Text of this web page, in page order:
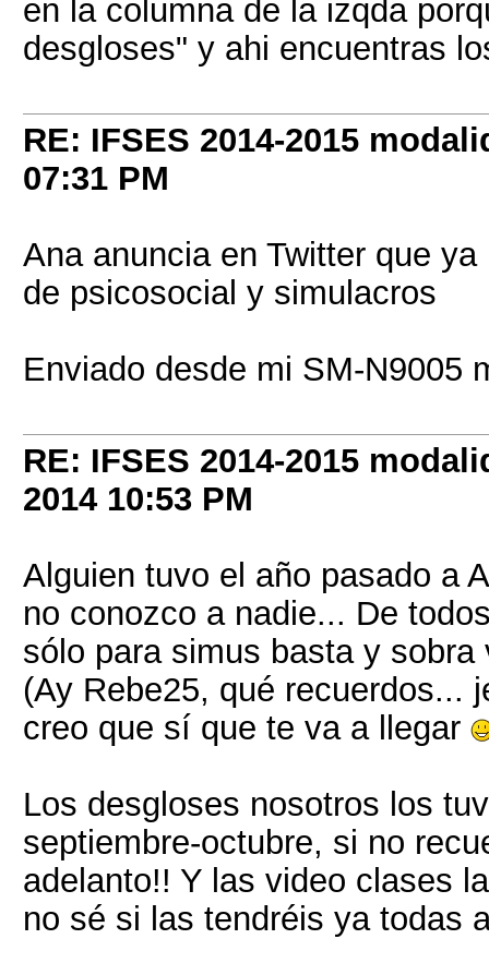
en la columna de la izqda
desgloses" y ahi encuentras
RE: IFSES 2014-2015
07:31 PM
Ana anuncia en Twitter que
de psicosocial y simulacros
Enviado desde mi SM-N9005
RE: IFSES 2014-2015
2014 10:53 PM
Alguien tuvo el año pasado a
no conozco a nadie... De
sólo para simus basta y
(Ay Rebe25, qué recuerdos...
creo que sí que te va a llegar
Los desgloses nosotros los
septiembre-octubre, si no
adelanto!! Y las video clases
no sé si las tendréis ya todas